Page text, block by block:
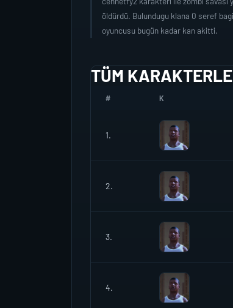
öldürdü. Bulundugu klana 0 seref
oyuncusu bugün kadar kan akitti.
TÜM
# K
1.
2.
3.
4.